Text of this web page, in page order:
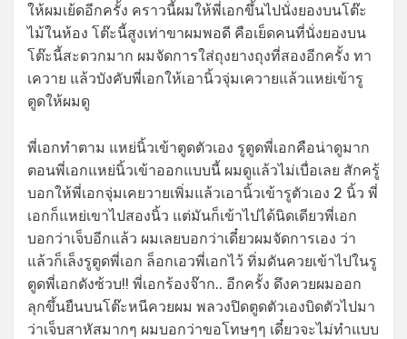
ให้ผมเย้ดอีกครั้ง คราวนี้ผมให้พี่เอกขึ้นไปนั่งยองบนโต๊ะ
ไม้ในห้อง โต๊ะนี้สูงเท่าขาผมพอดี คือเย็ดคนที่นั่งยองบน
โต๊ะนี้สะดวกมาก ผมจัดการใส่ถุงยางถุงที่สองอีกครั้ง ทา
เควาย แล้วบังคับพี่เอกให้เอานิ้วจุ่มเควายแล้วแหย่เข้ารู
ตูดให้ผมดู
พี่เอกทำตาม แหย่นิ้วเข้าตูดตัวเอง รูตูดพี่เอกคือน่าดูมาก
ตอนพี่เอกแหย่นิ้วเข้าออกแบบนี้ ผมดูแล้วไม่เบื่อเลย สักครู้
บอกให้พี่เอกจุ่มเคยวายเพิ่มแล้วเอานิ้วเข้ารูตัวเอง 2 นิ้ว พี่
เอกก็แหย่เขาไปสองนิ้ว แต่มันก็เข้าไปได้นิดเดียวพี่เอก
บอกว่าเจ็บอีกแล้ว ผมเลยบอกว่าเดี๋ยวผมจัดการเอง ว่า
แล้วก็เล็งรูตูดพี่เอก ล็อกเอวพี่เอกไว้ ทิ่มดันควยเข้าไปในรู
ตูดพี่เอกดังซ้วบ!! พี่เอกร้องจ๊าก.. อีกครั้ง ดึงควยผมออก
ลุกขึ้นยืนบนโต๊ะหนีควยผม พลวงปิดตูดตัวเองบิดตัวไปมา
ว่าเจ็บสาหัสมากๆ ผมบอกว่าขอโทษๆๆ เดี๋ยวจะไม่ทำแบบ